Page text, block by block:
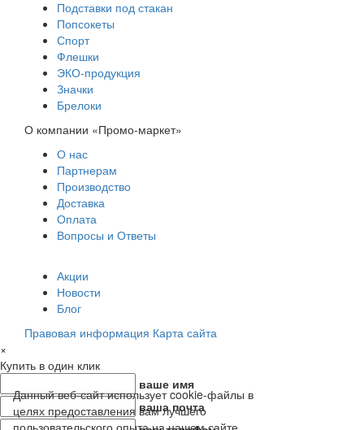
Подставки под стакан
Попсокеты
Спорт
Флешки
ЭКО-продукция
Значки
Брелоки
О компании «Промо-маркет»
О нас
Партнерам
Производство
Доставка
Оплата
Вопросы и Ответы
Акции
Новости
Блог
Правовая информация Карта сайта
×
Купить в один клик
ваше имя
ваша почта
Данный веб-сайт использует cookie-файлы в
целях предоставления вам лучшего
пользовательского опыта на нашем сайте.